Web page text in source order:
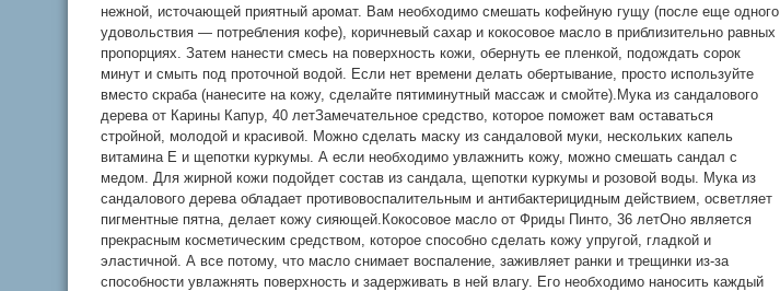
нежной, источающей приятный аромат. Вам необходимо смешать кофейную гущу (после еще одного
удовольствия — потребления кофе), коричневый сахар и кокосовое масло в приблизительно равных
пропорциях. Затем нанести смесь на поверхность кожи, обернуть ее пленкой, подождать сорок
минут и смыть под проточной водой. Если нет времени делать обертывание, просто используйте
вместо скраба (нанесите на кожу, сделайте пятиминутный массаж и смойте).Мука из сандалового
дерева от Карины Капур, 40 летЗамечательное средство, которое поможет вам оставаться
стройной, молодой и красивой. Можно сделать маску из сандаловой муки, нескольких капель
витамина Е и щепотки куркумы. А если необходимо увлажнить кожу, можно смешать сандал с
медом. Для жирной кожи подойдет состав из сандала, щепотки куркумы и розовой воды. Мука из
сандалового дерева обладает противовоспалительным и антибактерицидным действием, осветляет
пигментные пятна, делает кожу сияющей.Кокосовое масло от Фриды Пинто, 36 летОно является
прекрасным косметическим средством, которое способно сделать кожу упругой, гладкой и
эластичной. А все потому, что масло снимает воспаление, заживляет ранки и трещинки из-за
способности увлажнять поверхность и задерживать в ней влагу. Его необходимо наносить каждый